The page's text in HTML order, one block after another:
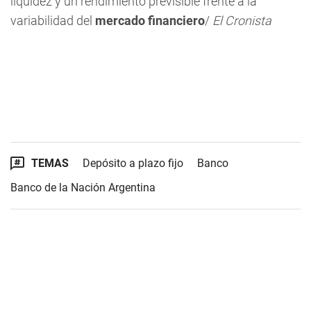
variabilidad del mercado financiero/ El Cronista
TEMAS Depósito a plazo fijo
Banco
Banco de la Nación Argentina